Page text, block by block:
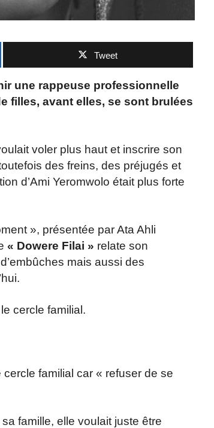
Tweet
une rappeuse professionnelle
filles, avant elles, se sont brulées
voler plus haut et inscrire son
des freins, des préjugés et
d’Ami Yeromwolo était plus forte
», présentée par Ata Ahli
« Dowere Filai » relate son
mais aussi des
cercle familial.
familial car « refuser de se
famille, elle voulait juste être